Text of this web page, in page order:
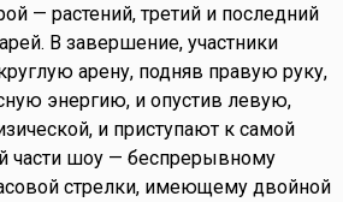
— растений, третий и последний
В завершение, участники
арену, подняв правую руку,
энергию, и опустив левую,
и приступают к самой
части шоу — беспрерывному
стрелки, имеющему двойной